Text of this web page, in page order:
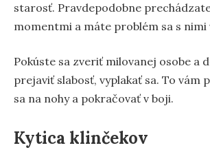
starosť. Pravdepodobne
momentmi a máte problém sa s nimi
Pokúste sa zveriť milovanej osobe a
prejaviť slabosť, vyplakať sa. To vám
sa na nohy a pokračovať v boji.
Kytica klinčekov